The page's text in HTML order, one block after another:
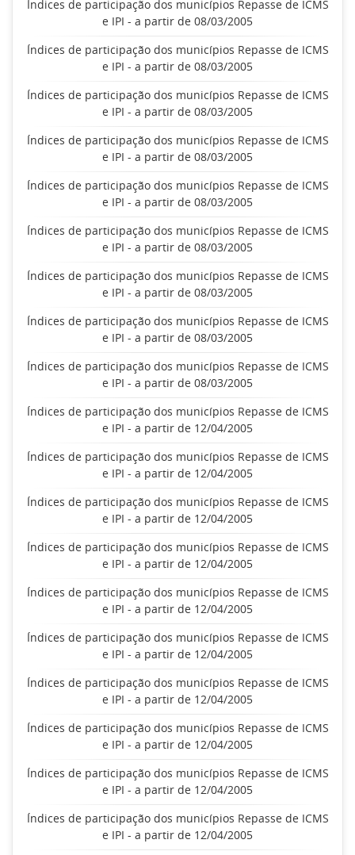
Índices de participação dos municípios Repasse de ICMS
e IPI - a partir de 08/03/2005
Índices de participação dos municípios Repasse de ICMS
e IPI - a partir de 08/03/2005
Índices de participação dos municípios Repasse de ICMS
e IPI - a partir de 08/03/2005
Índices de participação dos municípios Repasse de ICMS
e IPI - a partir de 08/03/2005
Índices de participação dos municípios Repasse de ICMS
e IPI - a partir de 08/03/2005
Índices de participação dos municípios Repasse de ICMS
e IPI - a partir de 08/03/2005
Índices de participação dos municípios Repasse de ICMS
e IPI - a partir de 08/03/2005
Índices de participação dos municípios Repasse de ICMS
e IPI - a partir de 08/03/2005
Índices de participação dos municípios Repasse de ICMS
e IPI - a partir de 08/03/2005
Índices de participação dos municípios Repasse de ICMS
e IPI - a partir de 12/04/2005
Índices de participação dos municípios Repasse de ICMS
e IPI - a partir de 12/04/2005
Índices de participação dos municípios Repasse de ICMS
e IPI - a partir de 12/04/2005
Índices de participação dos municípios Repasse de ICMS
e IPI - a partir de 12/04/2005
Índices de participação dos municípios Repasse de ICMS
e IPI - a partir de 12/04/2005
Índices de participação dos municípios Repasse de ICMS
e IPI - a partir de 12/04/2005
Índices de participação dos municípios Repasse de ICMS
e IPI - a partir de 12/04/2005
Índices de participação dos municípios Repasse de ICMS
e IPI - a partir de 12/04/2005
Índices de participação dos municípios Repasse de ICMS
e IPI - a partir de 12/04/2005
Índices de participação dos municípios Repasse de ICMS
e IPI - a partir de 12/04/2005